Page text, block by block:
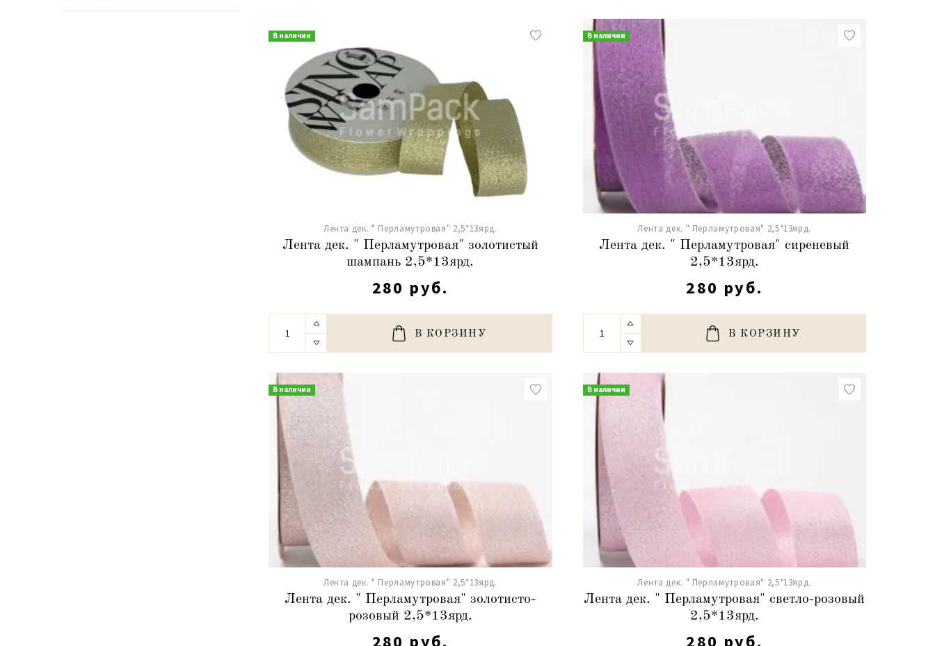
В наличии
Лента дек. " Перламутровая" 2,5*13ярд.
Лента дек. " Перламутровая" золотистый
шампань 2,5*13ярд.
280 руб.
В КОРЗИНУ
В наличии
Лента дек. " Перламутровая" 2,5*13ярд.
Лента дек. " Перламутровая" сиреневый
2,5*13ярд.
280 руб.
В КОРЗИНУ
В наличии
Лента дек. " Перламутровая" 2,5*13ярд.
Лента дек. " Перламутровая" золотисто-
розовый 2,5*13ярд.
280 руб.
В наличии
Лента дек. " Перламутровая" 2,5*13ярд.
Лента дек. " Перламутровая" светло-розовый
2,5*13ярд.
280 руб.